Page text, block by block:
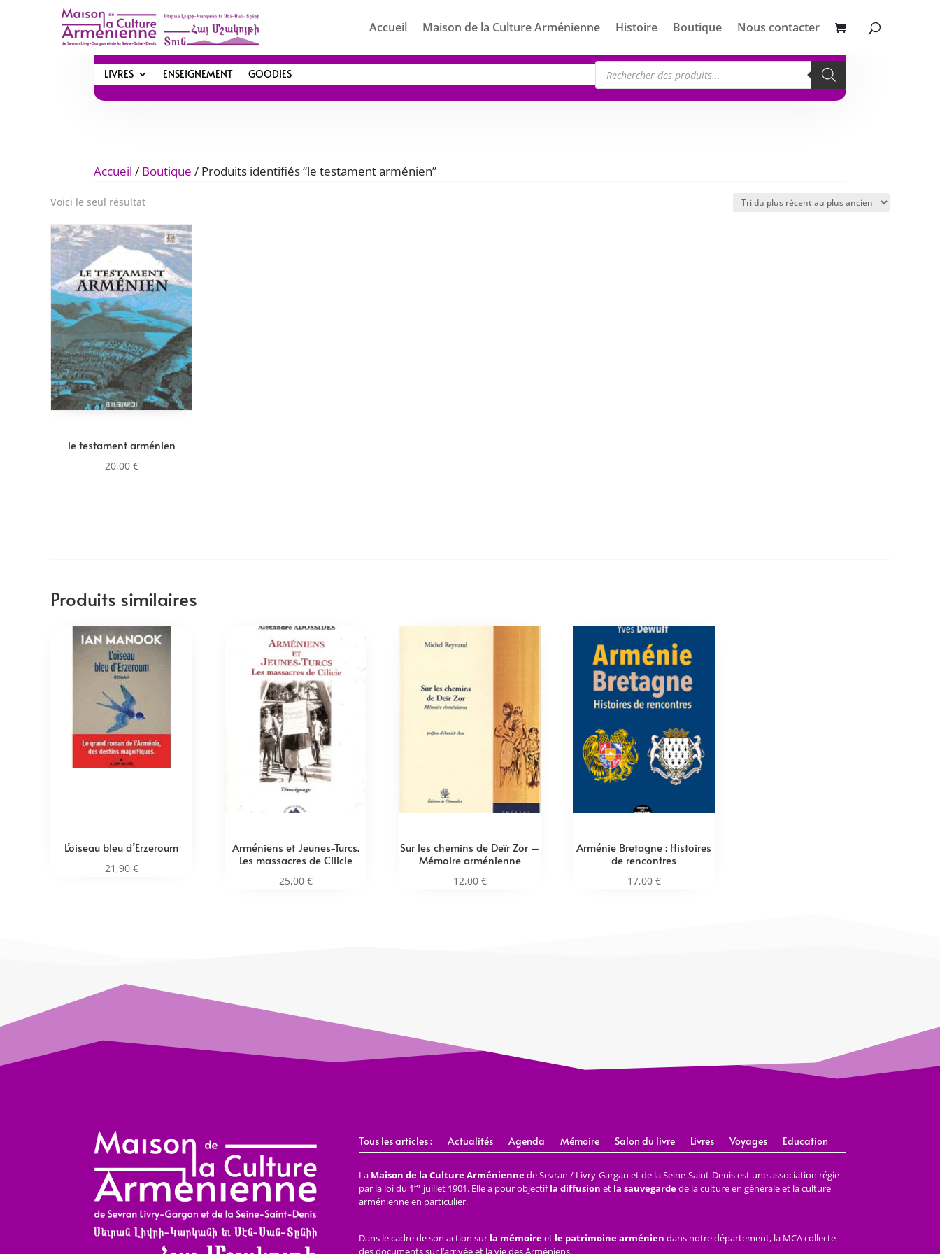
Accueil Maison de la Culture Arménienne Histoire Boutique Nous contacter
LIVRES ENSEIGNEMENT GOODIES Recherche
de
produits
Accueil / Boutique / Produits identifiés “le testament arménien”
Voici le seul résultat
le testament arménien
20,00 €
Produits similaires
L’oiseau bleu d’Erzeroum
21,90 €
Arméniens et Jeunes-Turcs.
Les massacres de Cilicie
25,00 €
Sur les chemins de Deïr Zor –
Mémoire arménienne
12,00 €
Arménie Bretagne : Histoires
de rencontres
17,00 €
Tous les articles : Actualités Agenda Mémoire Salon du livre Livres Voyages Education
La Maison de la Culture Arméniennede Sevran / Livry-Gargan et de la Seine-Saint-Denis est une association régie
par la loi du 1erjuillet 1901. Elle a pour objectifla diffusion et la sauvegardede la culture en générale et la culture
arménienne en particulier.
Dans le cadre de son action sur la mémoireet le patrimoine arménien dans notre département, la MCA collecte
des documents sur l’arrivée et la vie des Arméniens.